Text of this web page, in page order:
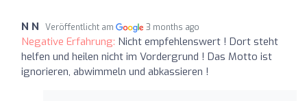
N N Veröffentlicht am 3 months ago
Negative Erfahrung: Nicht empfehlenswert ! Dort steht
helfen und heilen nicht im Vordergrund ! Das Motto ist
ignorieren, abwimmeln und abkassieren !